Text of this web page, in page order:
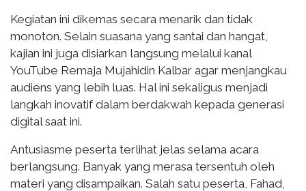
Kegiatan ini dikemas secara menarik dan tidak
monoton. Selain suasana yang santai dan hangat,
kajian ini juga disiarkan langsung melalui kanal
YouTube Remaja Mujahidin Kalbar agar menjangkau
audiens yang lebih luas. Hal ini sekaligus menjadi
langkah inovatif dalam berdakwah kepada generasi
digital saat ini.
Antusiasme peserta terlihat jelas selama acara
berlangsung. Banyak yang merasa tersentuh oleh
materi yang disampaikan. Salah satu peserta, Fahad,